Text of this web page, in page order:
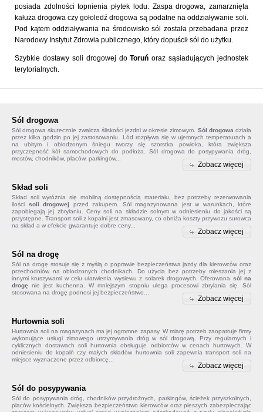
posiada zdolności topnienia płytek lodu. Zaspa drogowa, zamarznięta
kałuża drogowa czy gołoledź drogowa są podatne na oddziaływanie soli.
Pod kątem oddziaływania na środowisko sól została przebadana przez
Narodowy Instytut Zdrowia publicznego, który dopuścił sól do użytku.
Szybkie dostawy soli drogowej doToruń oraz sąsiadujących jednostek
terytorialnych.
Sól drogowa
Sól drogowa skutecznie zwalcza śliskości jezdni w okresie zimowym. Sól drogowa działa
przez kilka godzin po jej zastosowaniu. Lód rozpływa się w ujemnych temperaturach a
na ubitym i oblodzonym śniegu tworzy się szorstka powłoka, która zwiększa
przyczepność kół samochodowych do podłoża. Sól drogowa do posypywania dróg,
mostów, chodników, placów, parkingów...
Zobacz więcej
Skład soli
Skład soliwyróżnia się mobilną dostępnością materiału, bez potrzeby rezerwowania
ilości soli drogowej przed zakupem. Sól magazynowana jest w warunkach, które
zapobiegają jej zbrylaniu. Ceny soli na składzie solnym w odniesieniu do jakości są
przystępne. Transport soli z kopalni jest zmasowany, co obniża koszty przywozu surowca
na skład a w efekcie gwarantuje dobre ceny...
Zobacz więcej
Sól na drogę
Sól na drogę stosuje się z myślą o poprawie bezpieczeństwa jazdy dla kierowców oraz
przechodniów na oblodzonych chodnikach. Do użycia bez potrzeby mieszania jej z
innymi kruszywami w celu ułatwienia wysiewu z solarek drogowych. Oferowana sól na
drogę nie jest kuchenna. W mniejszym stopniu ulega procesowi zbrylania się. Sól
stosowana na drogę podnosi jej bezpieczeństwo...
Zobacz więcej
Hurtownia soli
Hurtownia soli na magazynach ma jej ogromne zapasy. W miarę potrzeb zaopatruje firmy
wykonujące usługi zimowego utrzymywania dróg w sól drogową. Przy regularnych i
cyklicznych dostawach soli hurtownia obsługuje odbiorców w cenach hurtowych. W
odniesieniu do kopalń czy małych składów hurtownia solizapewnia transport soli na
miejsce wyznaczone przez odbiorcę...
Zobacz więcej
Sól do posypywania
Sól do posypywania dróg, chodników przydrożnych, parkingów, ścieżek przyszkolnych,
placów kościelnych. Zwiększa bezpieczeństwo kierowców oraz pieszych zabezpieczając